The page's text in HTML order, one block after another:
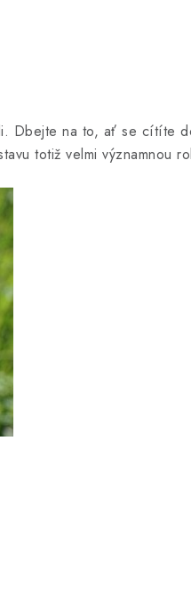
Dbejte na to, ať se cítíte
totiž velmi významnou